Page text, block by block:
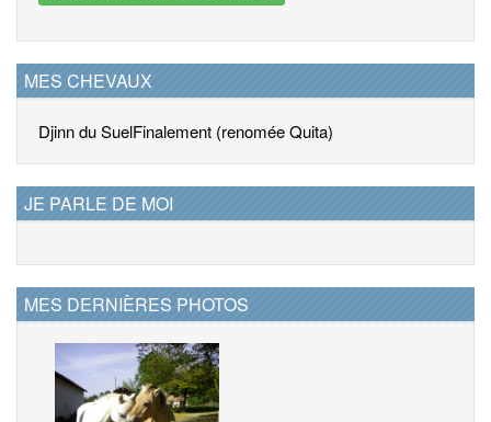
MES CHEVAUX
Djinn du SuelFinalement (renomée Quita)
JE PARLE DE MOI
MES DERNIÈRES PHOTOS